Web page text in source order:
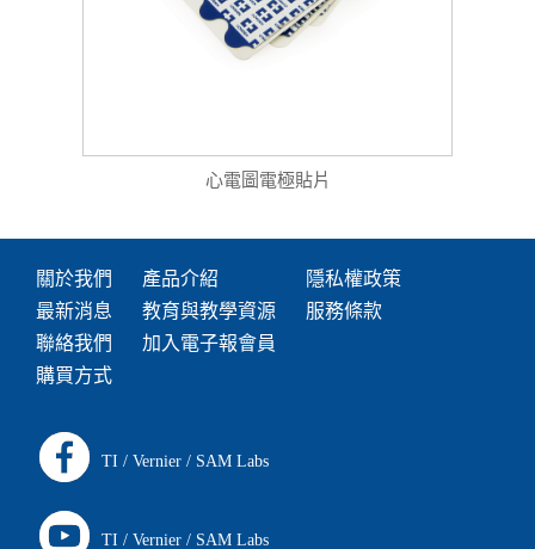
心電圖電極貼片
關於我們
最新消息
聯絡我們
購買方式
產品介紹
教育與教學資源
加入電子報會員
隱私權政策
服務條款
TI / Vernier / SAM Labs
TI / Vernier / SAM Labs